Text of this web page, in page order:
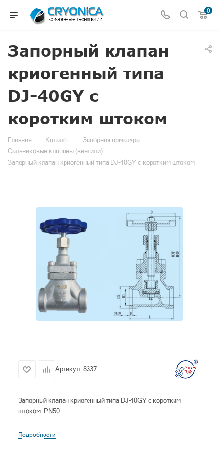
0
Запорный клапан
криогенный типа
DJ-40GY с
коротким штоком
Главная — Каталог — Запорная арматура —
Сальниковые клапаны (вентили) —
Запорный клапан криогенный типа DJ-40GY с коротким штоком
Артикул: 8337
Запорный клапан криогенный типа DJ-40GY с коротким
штоком. PN50
Подробности